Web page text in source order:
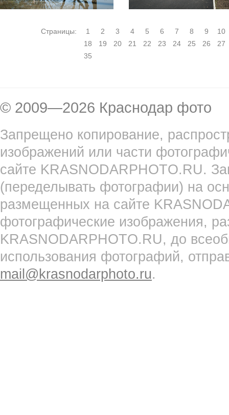
Страницы: 1 2 3 4 5 6 7 8 9
10
18
19 20 21 22 23 24 25 26
27
35
© 2009—2026 Краснодар фото
Запрещено копирование,
изображений или части
сайте KRASNODARPHOTO.RU.
(переделывать фотографии) на
размещенных на сайте
фотографические изображения,
KRASNODARPHOTO.RU, до
использования фотографий,
mail@krasnodarphoto.ru.